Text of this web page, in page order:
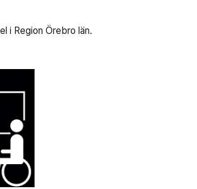
i Region Örebro län.